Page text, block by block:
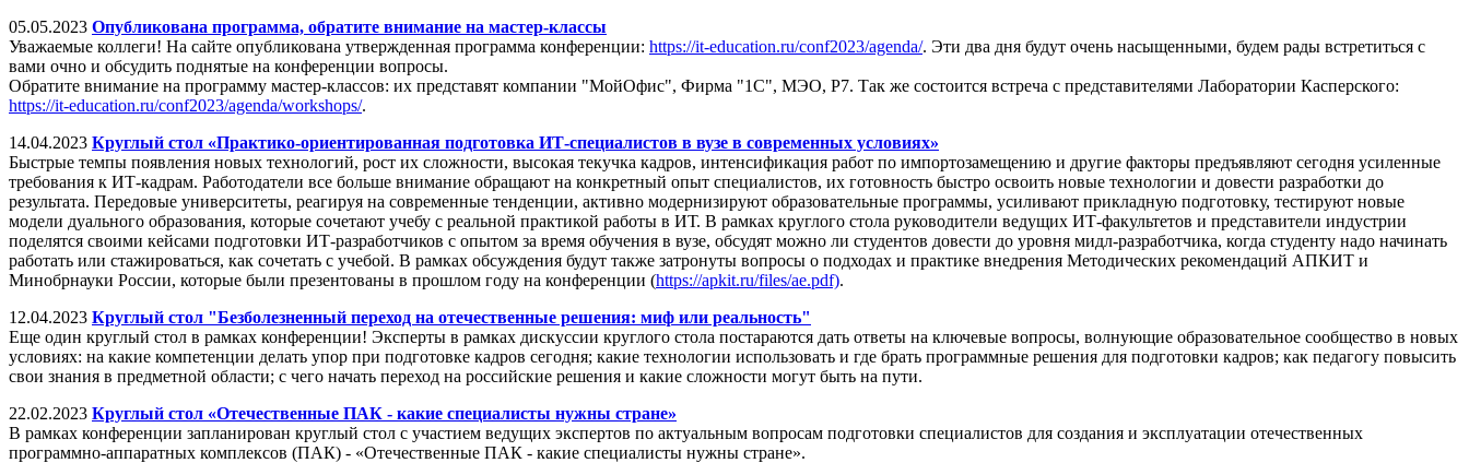
05.05.2023 Опубликована программа, обратите внимание на мастер-классы
Уважаемые коллеги! На сайте опубликована утвержденная программа конференции: https://it-education.ru/conf2023/agenda/. Эти два дня будут очень насыщенными, будем рады встретиться с
вами очно и обсудить поднятые на конференции вопросы.
Обратите внимание на программу мастер-классов: их представят компании "МойОфис", Фирма "1С", МЭО, Р7. Так же состоится встреча с представителями Лаборатории Касперского:
https://it-education.ru/conf2023/agenda/workshops/.
14.04.2023 Круглый стол «Практико-ориентированная подготовка ИТ-специалистов в вузе в современных условиях»
Быстрые темпы появления новых технологий, рост их сложности, высокая текучка кадров, интенсификация работ по импортозамещению и другие факторы предъявляют сегодня усиленные
требования к ИТ-кадрам. Работодатели все больше внимание обращают на конкретный опыт специалистов, их готовность быстро освоить новые технологии и довести разработки до
результата. Передовые университеты, реагируя на современные тенденции, активно модернизируют образовательные программы, усиливают прикладную подготовку, тестируют новые
модели дуального образования, которые сочетают учебу с реальной практикой работы в ИТ. В рамках круглого стола руководители ведущих ИТ-факультетов и представители индустрии
поделятся своими кейсами подготовки ИТ-разработчиков с опытом за время обучения в вузе, обсудят можно ли студентов довести до уровня мидл-разработчика, когда студенту надо начинать
работать или стажироваться, как сочетать с учебой. В рамках обсуждения будут также затронуты вопросы о подходах и практике внедрения Методических рекомендаций АПКИТ и
Минобрнауки России, которые были презентованы в прошлом году на конференции (https://apkit.ru/files/ae.pdf).
12.04.2023 Круглый стол "Безболезненный переход на отечественные решения: миф или реальность"
Еще один круглый стол в рамках конференции! Эксперты в рамках дискуссии круглого стола постараются дать ответы на ключевые вопросы, волнующие образовательное сообщество в новых
условиях: на какие компетенции делать упор при подготовке кадров сегодня; какие технологии использовать и где брать программные решения для подготовки кадров; как педагогу повысить
свои знания в предметной области; с чего начать переход на российские решения и какие сложности могут быть на пути.
22.02.2023 Круглый стол «Отечественные ПАК - какие специалисты нужны стране»
В рамках конференции запланирован круглый стол с участием ведущих экспертов по актуальным вопросам подготовки специалистов для создания и эксплуатации отечественных
программно-аппаратных комплексов (ПАК) - «Отечественные ПАК - какие специалисты нужны стране».